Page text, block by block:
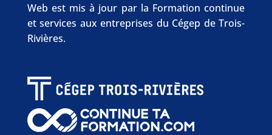
Web est mis à jour par la Formation continue
et services aux entreprises du Cégep de Trois-
Rivières.